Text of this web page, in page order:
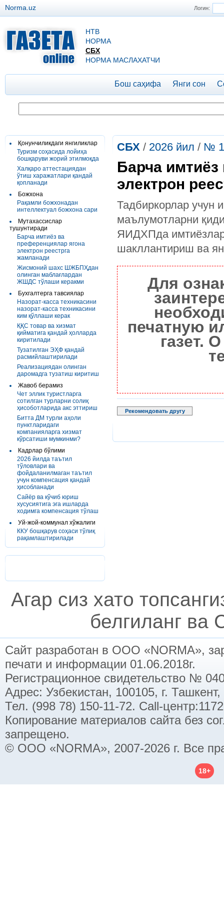
Логин:
Norma.uz
НТВ
НОРМА
СБХ
НОРМА МАСЛАХАТЧИ
Бош саҳифа Янги сон
Қонунчиликдаги янгиликлар
Туризм соҳасида лойиҳа
бошқаруви жорий этилмоқда
Халқаро аттестациядан
ўтиш харажатлари қандай
қопланади
Божхона
Рақамли божхонадан
интеллектуал божхона сари
Мутахассислар
тушунтиради
Барча имтиёз ва
преференциялар ягона
электрон реестрга
жамланади
Жисмоний шахс ШЖБПҲдан
олинган маблағлардан
ЖШДС тўлаши керакми
Бухгалтерга тавсиялар
Назорат-касса техникасини
назорат-касса техникасини
ким қўллаши керак
ҚҚС товар ва хизмат
қийматига қандай ҳолларда
киритилади
Тузатилган ЭҲФ қандай
расмийлаштирилади
Реализациядан олинган
даромадга тузатиш киритиш
Жавоб берамиз
Чет эллик туристларга
сотилган турларни солиқ
ҳисоботларида акс эттириш
Битта ДМ турли аҳоли
пунктларидаги
компанияларга хизмат
кўрсатиши мумкинми?
Кадрлар бўлими
2026 йилда таътил
тўловлари ва
фойдаланилмаган таътил
учун компенсация қандай
ҳисобланади
Сайёр ва кўчиб юриш
хусусиятига эга ишларда
ходимга компенсация тўлаш
Уй-жой-коммунал хўжалиги
ККУ бошқарув соҳаси тўлиқ
рақамлаштирилади
СБХ / 2026 йил / №
Барча
электрон
Тадбиркорлар учун
маълумотларни
ЯИДХПда имтиёзлар
шакллантириш ва
Для
печатную
газет.
Рекомендовать другу
Агар сиз хато
белгиланг ва
Сайт разработан в ООО «NORMA»,
печати и информации 01.06.2018г.
Регистрационное свидетельство №
Адрес: Узбекистан, 100105, г.
Тел. (998 78) 150-11-72. Call-
Копирование материалов сайта без
запрещено.
© ООО «NORMA», 2007-2026 г. Все
18+